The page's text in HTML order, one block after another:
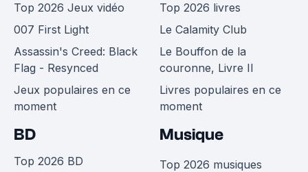
Top 2026 Jeux vidéo
007 First Light
Assassin's Creed: Black
Flag - Resynced
Jeux populaires en ce
moment
Top 2026 livres
Le Calamity Club
Le Bouffon de la
couronne, Livre II
Livres populaires en ce
moment
BD
Top 2026 BD
Musique
Top 2026 musiques